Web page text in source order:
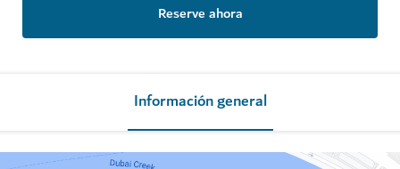
Reserve ahora
Información general